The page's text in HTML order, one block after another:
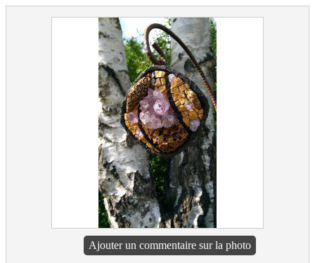
Ajouter un commentaire sur la photo